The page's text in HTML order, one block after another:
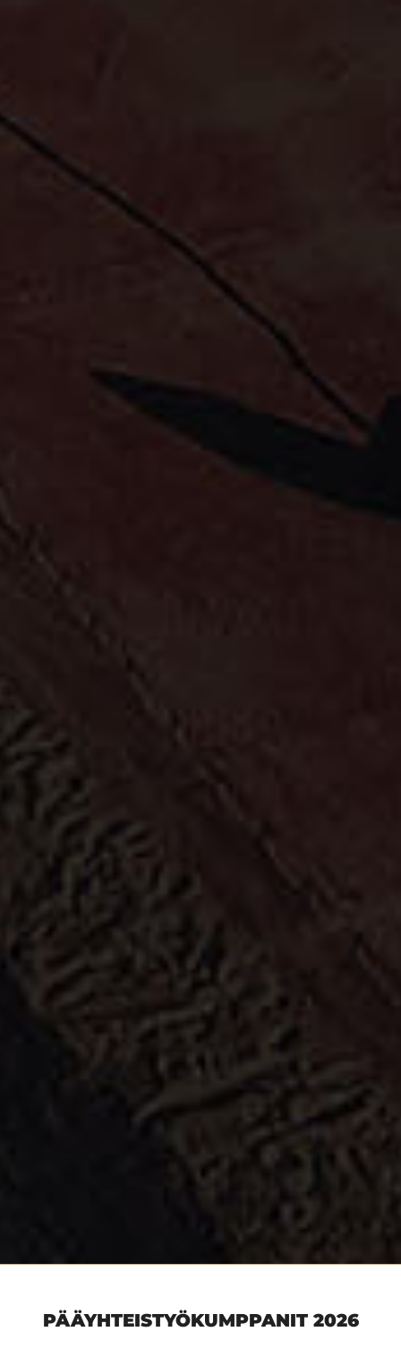
PÄÄYHTEISTYÖKUMPPANIT 2026